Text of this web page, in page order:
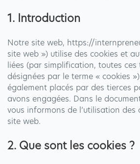
1. Introduction
Notre site web, https://
site web ») utilise des cookies et
liées (par simplification, toutes
désignées par le terme « cookies
également placés par des tierces
avons engagées. Dans le
vous informons de l’utilisation des
site web.
2. Que sont les cookies ?